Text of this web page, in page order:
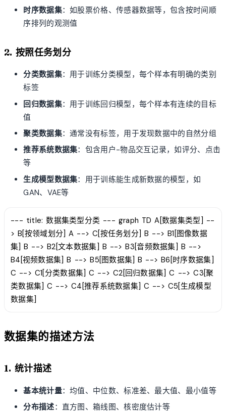
时序数据集：如股票价格、传感器数据等，包含按时间顺
序排列的观测值
2. 按照任务划分
分类数据集：用于训练分类模型，每个样本有明确的类别
标签
回归数据集：用于训练回归模型，每个样本有连续的目标
值
聚类数据集：通常没有标签，用于发现数据中的自然分组
推荐系统数据集：包含用户-物品交互记录，如评分、点击
等
生成模型数据集：用于训练能生成新数据的模型，如
GAN、VAE等
--- title: 数据集类型分类 --- graph TD A[数据集类型] --
> B[按领域划分] A --> C[按任务划分] B --> B1[图像数据
集] B --> B2[文本数据集] B --> B3[音频数据集] B -->
B4[视频数据集] B --> B5[图数据集] B --> B6[时序数据集]
C --> C1[分类数据集] C --> C2[回归数据集] C --> C3[聚
类数据集] C --> C4[推荐系统数据集] C --> C5[生成模型
数据集]
数据集的描述方法
1. 统计描述
基本统计量：均值、中位数、标准差、最大值、最小值等
分布描述：直方图、箱线图、核密度估计等